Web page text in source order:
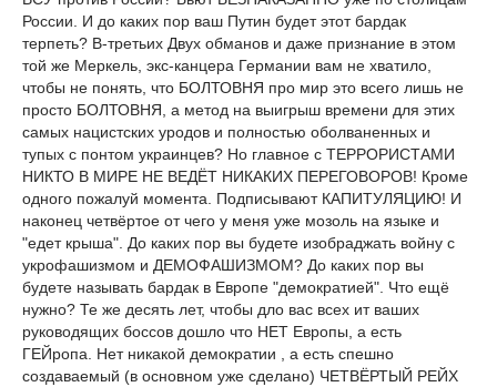
России. И до каких пор ваш Путин будет этот бардак
терпеть? В-третьих Двух обманов и даже признание в этом
той же Меркель, экс-канцера Германии вам не хватило,
чтобы не понять, что БОЛТОВНЯ про мир это всего лишь не
просто БОЛТОВНЯ, а метод на выигрыш времени для этих
самых нацистских уродов и полностью оболваненных и
тупых с понтом украинцев? Но главное с ТЕРРОРИСТАМИ
НИКТО В МИРЕ НЕ ВЕДЁТ НИКАКИХ ПЕРЕГОВОРОВ! Кроме
одного пожалуй момента. Подписывают КАПИТУЛЯЦИЮ! И
наконец четвёртое от чего у меня уже мозоль на языке и
"едет крыша". До каких пор вы будете изобраджать войну с
укрофашизмом и ДЕМОФАШИЗМОМ? До каких пор вы
будете называть бардак в Европе "демократией". Что ещё
нужно? Те же десять лет, чтобы дло вас всех ит ваших
руководящих боссов дошло что НЕТ Европы, а есть
ГЕЙропа. Нет никакой демократии , а есть спешно
создаваемый (в основном уже сделано) ЧЕТВЁРТЫЙ РЕЙХ